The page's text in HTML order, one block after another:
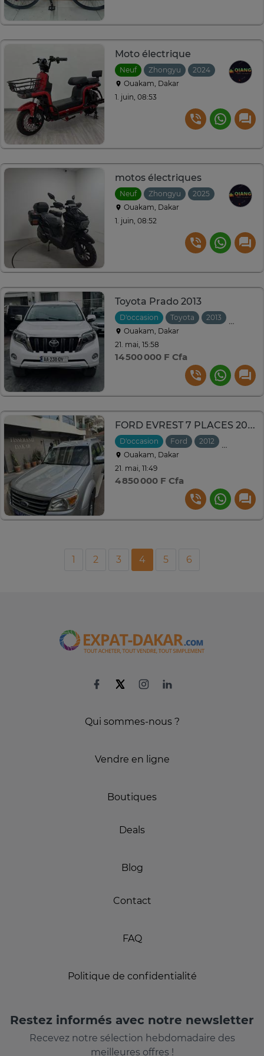
Moto électrique
Neuf Zhongyu
2024
Ouakam, Dakar
1. juin, 08:53
motos électriques
Neuf Zhongyu
2025
Ouakam, Dakar
1. juin, 08:52
Toyota Prado 2013
D'occasion Toyota 2013
Ouakam, Dakar
21. mai, 15:58
14 500 000 F Cfa
FORD EVREST 7 PLACES 2012
D'occasion Ford 2012
Ouakam, Dakar
21. mai, 11:49
4 850 000 F Cfa
1 2 3 4 5 6
Qui sommes-nous ?
Vendre en ligne
Boutiques
Deals
Blog
Contact
FAQ
Politique de confidentialité
Restez informés avec notre newsletter
Recevez notre sélection hebdomadaire des
meilleures offres !